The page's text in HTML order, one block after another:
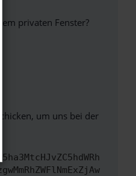
privaten Fenster?
um uns bei der